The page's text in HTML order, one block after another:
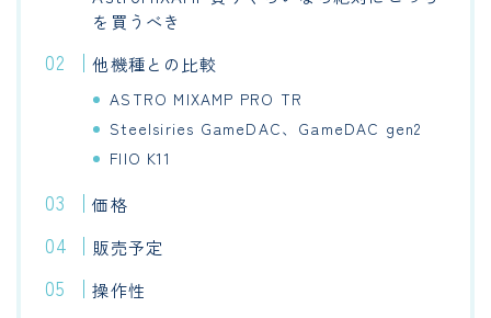
を買うべき
他機種との比較
ASTRO MIXAMP PRO TR
Steelsiries GameDAC、GameDAC gen2
FIIO K11
価格
販売予定
操作性